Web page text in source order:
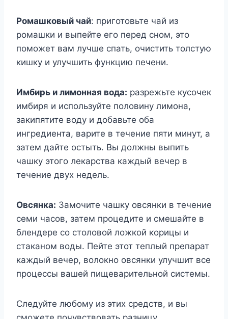
Ромашковый чай: приготовьте чай из
ромашки и выпейте его перед сном, это
поможет вам лучше спать, очистить толстую
кишку и улучшить функцию печени.
Имбирь и лимонная вода: разрежьте кусочек
имбиря и используйте половину лимона,
закипятите воду и добавьте оба
ингредиента, варите в течение пяти минут, а
затем дайте остыть. Вы должны выпить
чашку этого лекарства каждый вечер в
течение двух недель.
Овсянка: Замочите чашку овсянки в течение
семи часов, затем процедите и смешайте в
блендере со столовой ложкой корицы и
стаканом воды. Пейте этот теплый препарат
каждый вечер, волокно овсянки улучшит все
процессы вашей пищеварительной системы.
Следуйте любому из этих средств, и вы